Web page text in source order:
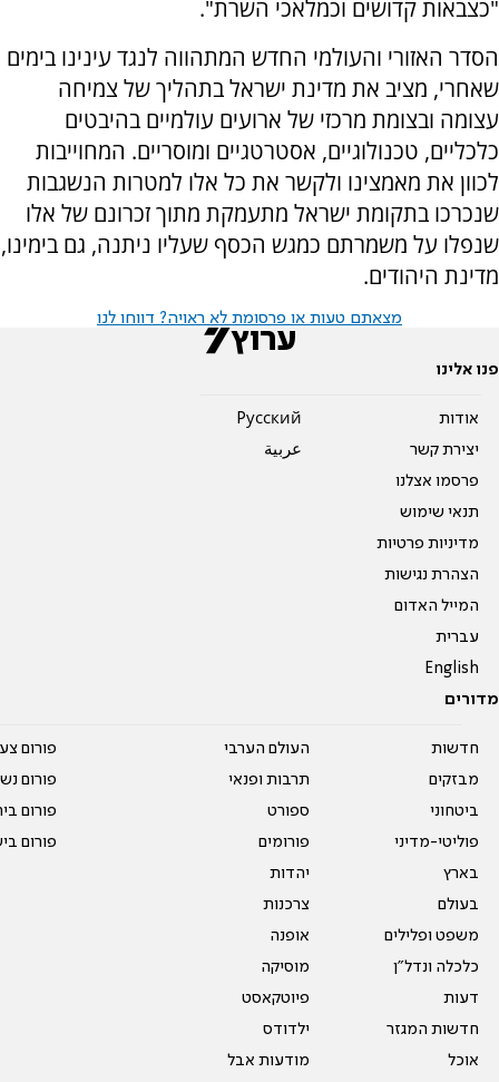
"כצבאות קדושים וכמלאכי השרת".
הסדר האזורי והעולמי החדש המתהווה לנגד עינינו בימים
שאחרי, מציב את מדינת ישראל בתהליך של צמיחה
עצומה ובצומת מרכזי של ארועים עולמיים בהיבטים
כלכליים, טכנולוגיים, אסטרטגיים ומוסריים. המחוייבות
לכוון את מאמצינו ולקשר את כל אלו למטרות הנשגבות
שנכרכו בתקומת ישראל מתעמקת מתוך זכרונם של אלו
שנפלו על משמרתם כמגש הכסף שעליו ניתנה, גם בימינו,
מדינת היהודים.
מצאתם טעות או פרסומת לא ראויה? דווחו לנו
פנו אלינו
אודות
יצירת קשר
פרסמו אצלנו
תנאי שימוש
מדיניות פרטיות
הצהרת נגישות
המייל האדום
עברית
English
Pусский
عربية
מדורים
חדשות
מבזקים
ביטחוני
פוליטי-מדיני
בארץ
בעולם
משפט ופלילים
כלכלה ונדל"ן
דעות
חדשות המגזר
אוכל
העולם הערבי
תרבות ופנאי
ספורט
פורומים
יהדות
צרכנות
אופנה
מוסיקה
פיוטקאסט
ילדודס
מודעות אבל
פורום
פורום
פורום
פורום